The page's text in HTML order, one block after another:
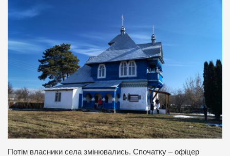
Потім власники села змінювались. Спочатку – офіцер